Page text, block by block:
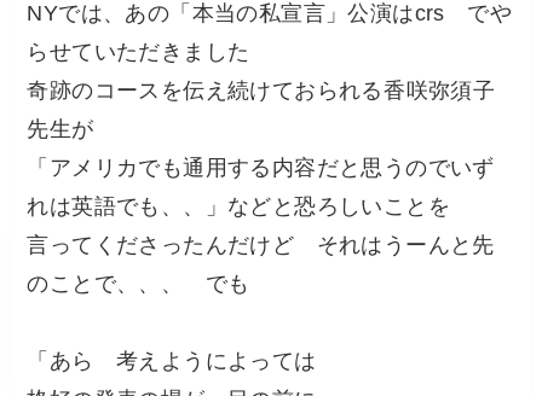
NYでは、あの「本当の私宣言」公演はcrs でや
らせていただきました
奇跡のコースを伝え続けておられる香咲弥須子
先生が
「アメリカでも通用する内容だと思うのでいず
れは英語でも、、」などと恐ろしいことを
言ってくださったんだけど それはうーんと先
のことで、、、 でも
「あら 考えようによっては